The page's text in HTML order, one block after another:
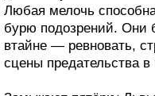
Любая мелочь
бурю подозрений. Они
втайне — ревновать,
сцены предательства в